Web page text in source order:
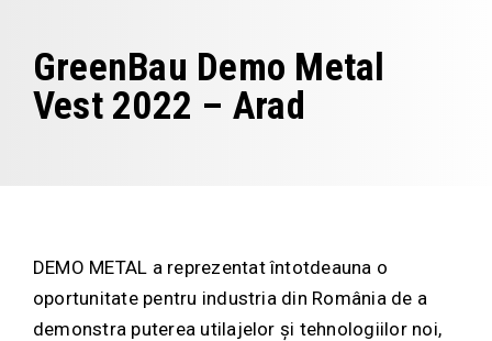
GreenBau Demo Metal
Vest 2022 – Arad
DEMO METAL a reprezentat întotdeauna o
oportunitate pentru industria din România de a
demonstra puterea utilajelor și tehnologiilor noi,